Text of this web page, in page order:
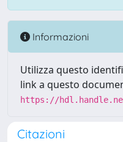
Informazioni
Utilizza questo
link a questo
https://
Citazioni